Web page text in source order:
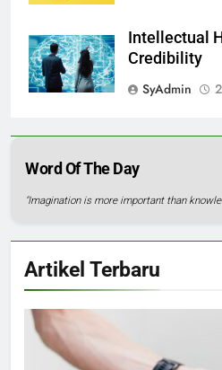
Intellectual
Credibility
SyAdmin
Word Of The Day
"Imagination is more important than
Artikel Terbaru